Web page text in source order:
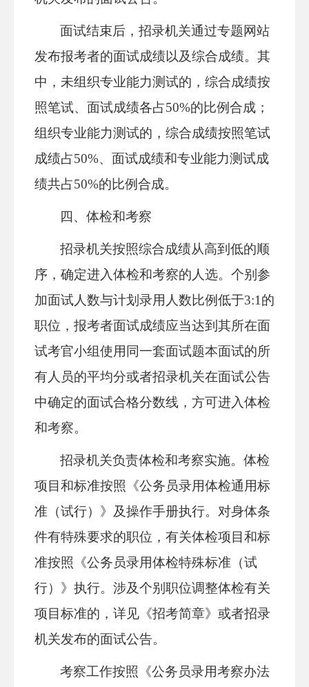
面试结束后，招录机关通过专题网站
发布报考者的面试成绩以及综合成绩。其
中，未组织专业能力测试的，综合成绩按
照笔试、面试成绩各占50%的比例合成；
组织专业能力测试的，综合成绩按照笔试
成绩占50%、面试成绩和专业能力测试成
绩共占50%的比例合成。
四、体检和考察
招录机关按照综合成绩从高到低的顺
序，确定进入体检和考察的人选。个别参
加面试人数与计划录用人数比例低于3:1的
职位，报考者面试成绩应当达到其所在面
试考官小组使用同一套面试题本面试的所
有人员的平均分或者招录机关在面试公告
中确定的面试合格分数线，方可进入体检
和考察。
招录机关负责体检和考察实施。体检
项目和标准按照《公务员录用体检通用标
准（试行）》及操作手册执行。对身体条
件有特殊要求的职位，有关体检项目和标
准按照《公务员录用体检特殊标准（试
行）》执行。涉及个别职位调整体检有关
项目标准的，详见《招考简章》或者招录
机关发布的面试公告。
考察工作按照《公务员录用考察办法